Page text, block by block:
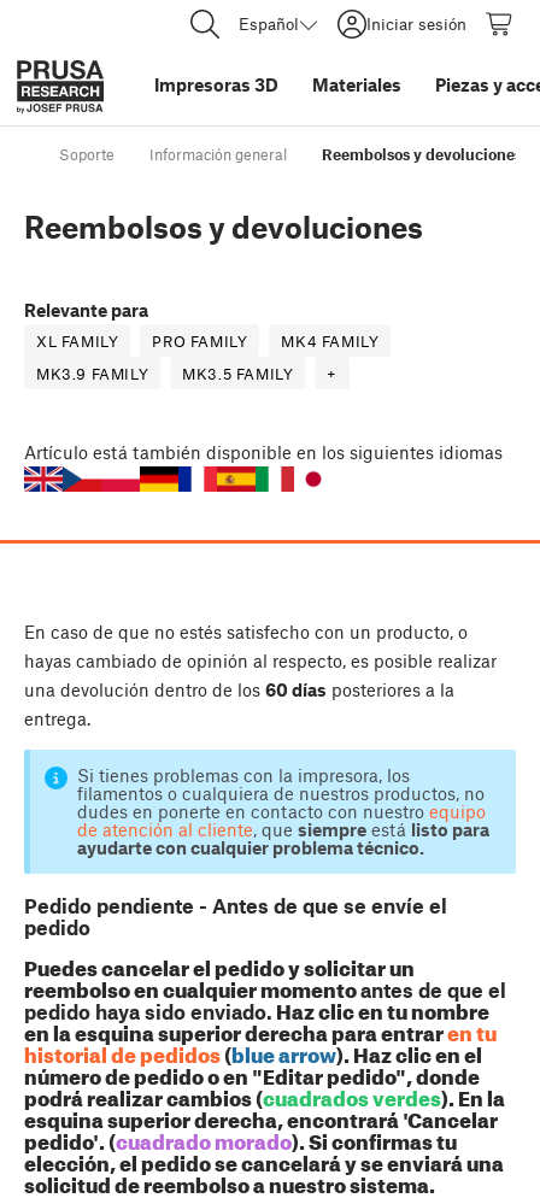
Español Iniciar sesión
Impresoras 3D Materiales Piezas y
Soporte Información general Reembolsos y devoluciones
Reembolsos y devoluciones
Relevante para
XL FAMILY PRO FAMILY
MK4 FAMILY
MK3.9 FAMILY
MK3.5 FAMILY +
Artículo está también disponible en los siguientes idiomas
En caso de que no estés satisfecho con un producto, o
hayas cambiado de opinión al respecto, es posible realizar
una devolución dentro de los 60 días posteriores a la
entrega.
Si tienes problemas con la impresora, los
filamentos o cualquiera de nuestros productos, no
dudes en ponerte en contacto con nuestro equipo
de atención al cliente, que siempreestá listo para
ayudarte con cualquier problema técnico.
Pedido pendiente - Antes de que se envíe el
pedido
Puedes cancelar el pedido y solicitar un
reembolso en cualquier momentoantes de que el
pedido haya sido enviado. Haz clic en tu nombre
en la esquina superior derecha para entraren tu
historial de pedidos(blue arrow). Haz clic en el
número de pedido o en "Editar pedido", donde
podrá realizar cambios (cuadrados verdes). En la
esquina superior derecha, encontrará 'Cancelar
pedido'. (cuadrado morado). Si confirmas tu
elección, el pedido se cancelará y se enviará una
solicitud de reembolso a nuestro sistema.